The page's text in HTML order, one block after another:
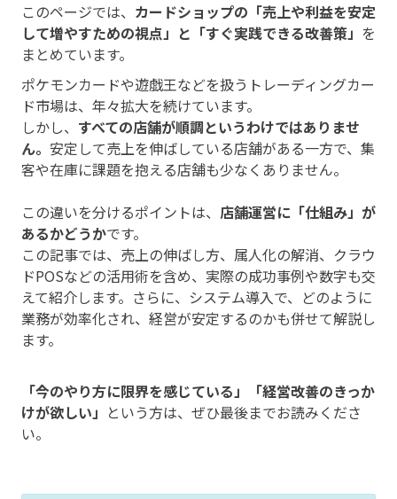
このページでは、 カードショップの「売上や利益を安定
して増やすための視点」と「すぐ実践できる改善策」 を
まとめています。
ポケモンカードや遊戯王などを扱うトレーディングカー
ド市場は、年々拡大を続けています。
しかし、 すべての店舗が順調というわけではありませ
ん。 安定して売上を伸ばしている店舗がある一方で、集
客や在庫に課題を抱える店舗も少なくありません。
この違いを分けるポイントは、 店舗運営に「仕組み」が
あるかどうかです。
この記事では、売上の伸ばし方、属人化の解消、クラウ
ドPOSなどの活用術を含め、実際の成功事例や数字も交
えて紹介します。さらに、システム導入で、どのように
業務が効率化され、経営が安定するのかも併せて解説し
ます。
「今のやり方に限界を感じている」「経営改善のきっか
けが欲しい」 という方は、ぜひ最後までお読みくださ
い。